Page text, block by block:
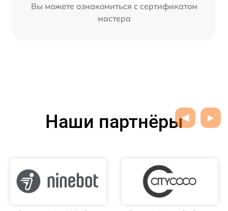
Вы можете ознакомиться с сертификатом
мастера
Наши партнёры